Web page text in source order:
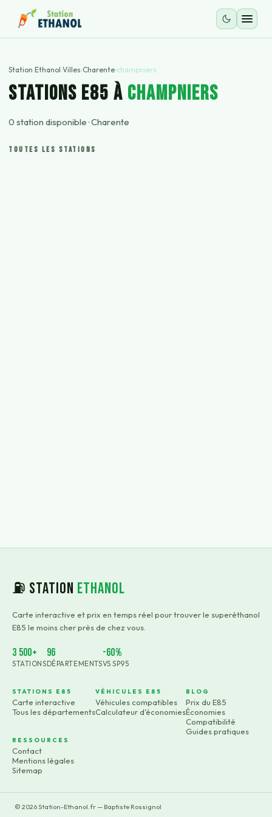
Station Ethanol›Villes›Charente›champniers
STATIONS E85 À champniers
0 station disponible ·Charente
TOUTES LES STATIONS
⛽ Station Ethanol
Carte interactive et prix en temps réel pour trouver le superéthanol
E85 le moins cher près de chez vous.
3 500+
STATIONS
96
DÉPARTEMENTS
-60%
VS SP95
STATIONS E85
Carte interactive
Tous les départements
VÉHICULES E85
Véhicules compatibles
Calculateur d'économies
BLOG
Prix du E85
Économies
Compatibilité
Guides pratiques
RESSOURCES
Contact
Mentions légales
Sitemap
© 2026Station-Ethanol.fr — Baptiste Rossignol